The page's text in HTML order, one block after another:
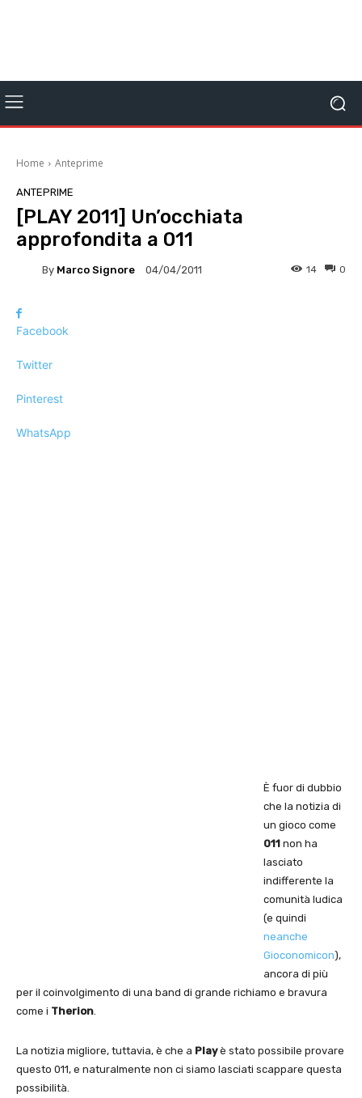
Home Anteprime
ANTEPRIME
[PLAY 2011] Un’occhiata
approfondita a 011
By Marco Signore 04/04/2011 0
14
Facebook
Twitter
Pinterest
WhatsApp
È fuor di dubbio
che la notizia di
un gioco come
011 non ha
lasciato
indifferente la
comunità ludica
(e quindi
neanche
Gioconomicon),
ancora di più
per il coinvolgimento di una band di grande richiamo e bravura
come i Therion.
La notizia migliore, tuttavia, è che a Playè stato possibile provare
questo 011, e naturalmente non ci siamo lasciati scappare questa
possibilità.